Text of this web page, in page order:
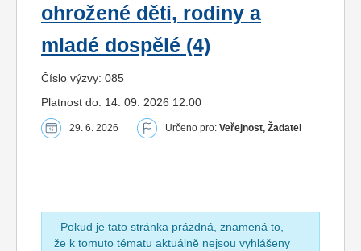
ohrožené děti, rodiny a
mladé dospělé (4)
Číslo výzvy: 085
Platnost do: 14. 09. 2026 12:00
29. 6. 2026 Určeno pro: Veřejnost, Žadatel
Pokud je tato stránka prázdná, znamená to,
že k tomuto tématu aktuálně nejsou vyhlášeny